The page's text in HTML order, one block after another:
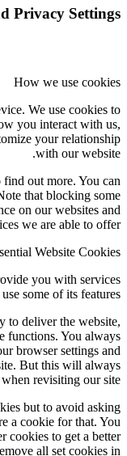
and Privacy
How we use
device. We use
how you interact
customize your
with our
to find out more. You
Note that blocking
on our websites
services we are able to
Essential Website
provide you with
to use some of its
to deliver the
site functions. You
your browser settings
But this will
when revisiting our
cookies but to avoid
store a cookie for that.
cookies to get a
remove all set